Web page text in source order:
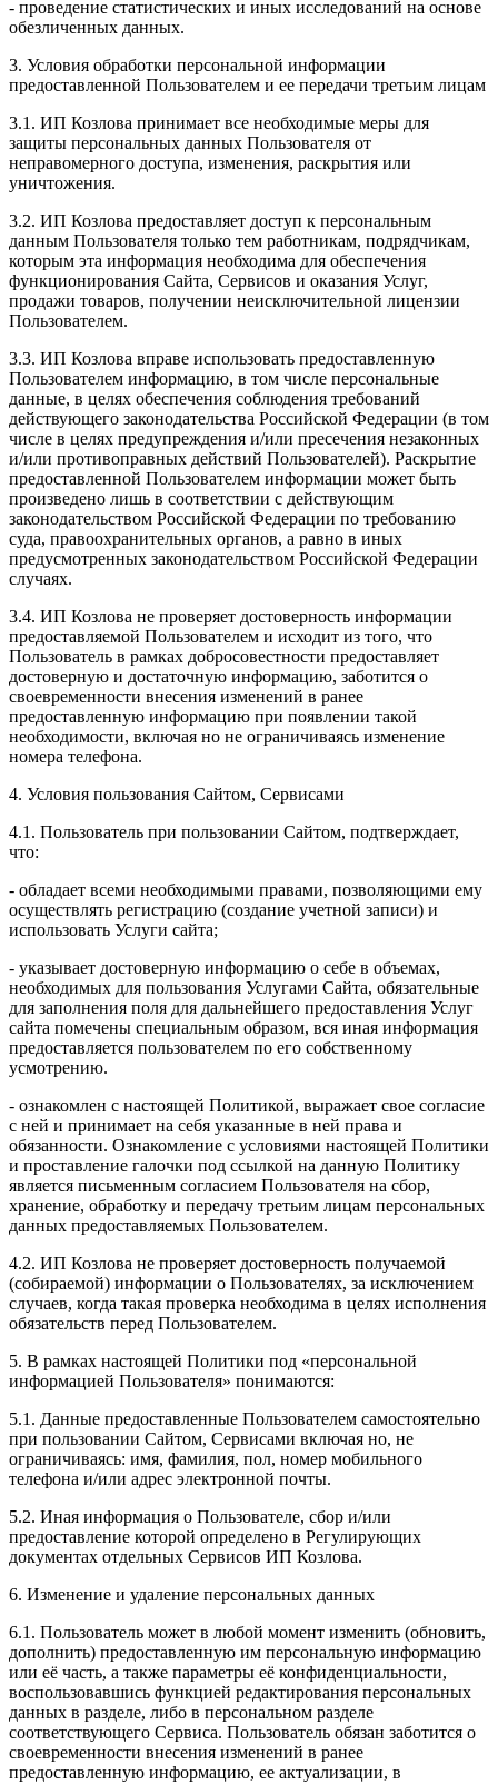
- проведение статистических и иных исследований на основе
обезличенных данных.
3. Условия обработки персональной информации
предоставленной Пользователем и ее передачи третьим лицам
3.1. ИП Козлова принимает все необходимые меры для
защиты персональных данных Пользователя от
неправомерного доступа, изменения, раскрытия или
уничтожения.
3.2. ИП Козлова предоставляет доступ к персональным
данным Пользователя только тем работникам, подрядчикам,
которым эта информация необходима для обеспечения
функционирования Сайта, Сервисов и оказания Услуг,
продажи товаров, получении неисключительной лицензии
Пользователем.
3.3. ИП Козлова вправе использовать предоставленную
Пользователем информацию, в том числе персональные
данные, в целях обеспечения соблюдения требований
действующего законодательства Российской Федерации (в том
числе в целях предупреждения и/или пресечения незаконных
и/или противоправных действий Пользователей). Раскрытие
предоставленной Пользователем информации может быть
произведено лишь в соответствии с действующим
законодательством Российской Федерации по требованию
суда, правоохранительных органов, а равно в иных
предусмотренных законодательством Российской Федерации
случаях.
3.4. ИП Козлова не проверяет достоверность информации
предоставляемой Пользователем и исходит из того, что
Пользователь в рамках добросовестности предоставляет
достоверную и достаточную информацию, заботится о
своевременности внесения изменений в ранее
предоставленную информацию при появлении такой
необходимости, включая но не ограничиваясь изменение
номера телефона.
4. Условия пользования Сайтом, Сервисами
4.1. Пользователь при пользовании Сайтом, подтверждает,
что:
- обладает всеми необходимыми правами, позволяющими ему
осуществлять регистрацию (создание учетной записи) и
использовать Услуги сайта;
- указывает достоверную информацию о себе в объемах,
необходимых для пользования Услугами Сайта, обязательные
для заполнения поля для дальнейшего предоставления Услуг
сайта помечены специальным образом, вся иная информация
предоставляется пользователем по его собственному
усмотрению.
- ознакомлен с настоящей Политикой, выражает свое согласие
с ней и принимает на себя указанные в ней права и
обязанности. Ознакомление с условиями настоящей Политики
и проставление галочки под ссылкой на данную Политику
является письменным согласием Пользователя на сбор,
хранение, обработку и передачу третьим лицам персональных
данных предоставляемых Пользователем.
4.2. ИП Козлова не проверяет достоверность получаемой
(собираемой) информации о Пользователях, за исключением
случаев, когда такая проверка необходима в целях исполнения
обязательств перед Пользователем.
5. В рамках настоящей Политики под «персональной
информацией Пользователя» понимаются:
5.1. Данные предоставленные Пользователем самостоятельно
при пользовании Сайтом, Сервисами включая но, не
ограничиваясь: имя, фамилия, пол, номер мобильного
телефона и/или адрес электронной почты.
5.2. Иная информация о Пользователе, сбор и/или
предоставление которой определено в Регулирующих
документах отдельных Сервисов ИП Козлова.
6. Изменение и удаление персональных данных
6.1. Пользователь может в любой момент изменить (обновить,
дополнить) предоставленную им персональную информацию
или её часть, а также параметры её конфиденциальности,
воспользовавшись функцией редактирования персональных
данных в разделе, либо в персональном разделе
соответствующего Сервиса. Пользователь обязан заботится о
своевременности внесения изменений в ранее
предоставленную информацию, ее актуализации, в